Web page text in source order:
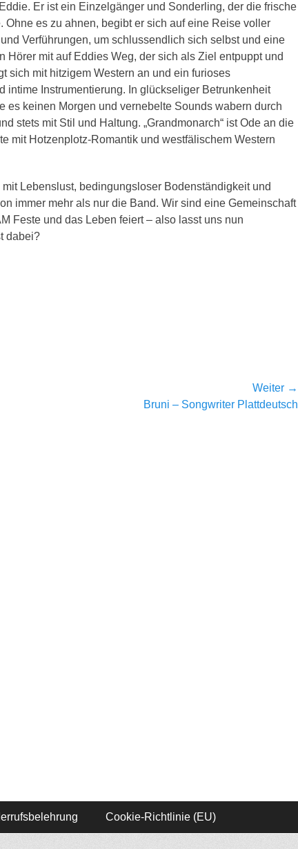
Er ist ein Einzelgänger und Sonderling, der die frische
Ohne es zu ahnen, begibt er sich auf eine Reise voller
Verführungen, um schlussendlich sich selbst und eine
mit auf Eddies Weg, der sich als Ziel entpuppt und
sich mit hitzigem Western an und ein furioses
intime Instrumentierung. In glückseliger Betrunkenheit
es keinen Morgen und vernebelte Sounds wabern durch
stets mit Stil und Haltung. „Grandmonarch“ ist Ode an die
mit Hotzenplotz-Romantik und westfälischem Western
Lebenslust, bedingungsloser Bodenständigkeit und
immer mehr als nur die Band. Wir sind eine Gemeinschaft
Feste und das Leben feiert – also lasst uns nun
dabei?
Weiter →
Bruni – Songwriter Plattdeutsch
Cookie-Richtlinie (EU)